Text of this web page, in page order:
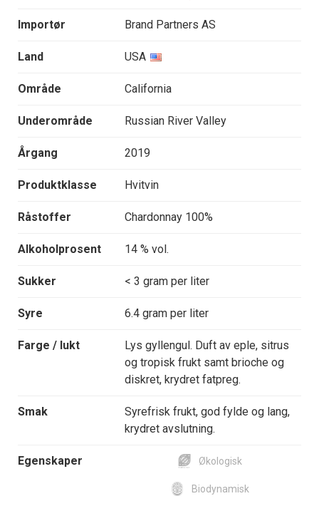
Importør Brand Partners AS
Land USA
Område California
Underområde Russian River Valley
Årgang 2019
Produktklasse Hvitvin
Råstoffer Chardonnay 100%
Alkoholprosent 14 % vol.
Sukker < 3 gram per liter
Syre 6.4 gram per liter
Farge / lukt
Lys gyllengul. Duft av eple, sitrus
og tropisk frukt samt brioche og
diskret, krydret fatpreg.
Smak
Syrefrisk frukt, god fylde og lang,
krydret avslutning.
Egenskaper Økologisk
Biodynamisk